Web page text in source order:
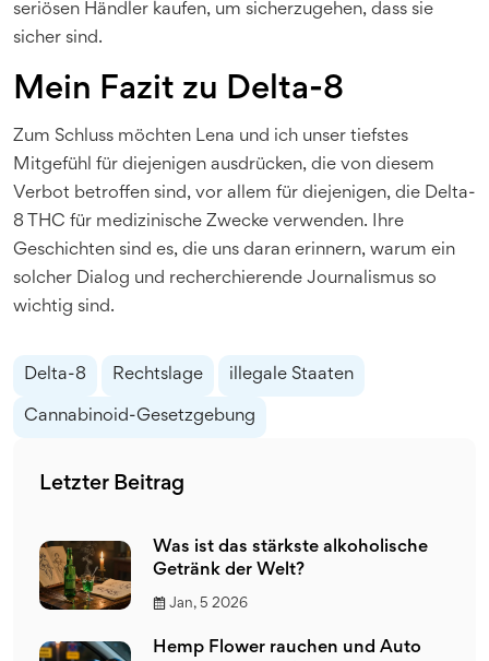
seriösen Händler kaufen, um sicherzugehen, dass sie
sicher sind.
Mein Fazit zu Delta-8
Zum Schluss möchten Lena und ich unser tiefstes
Mitgefühl für diejenigen ausdrücken, die von diesem
Verbot betroffen sind, vor allem für diejenigen, die Delta-
8 THC für medizinische Zwecke verwenden. Ihre
Geschichten sind es, die uns daran erinnern, warum ein
solcher Dialog und recherchierende Journalismus so
wichtig sind.
Delta-8 Rechtslage illegale Staaten
Cannabinoid-Gesetzgebung
Letzter Beitrag
Was ist das stärkste alkoholische
Getränk der Welt?
Jan, 5 2026
Hemp Flower rauchen und Auto